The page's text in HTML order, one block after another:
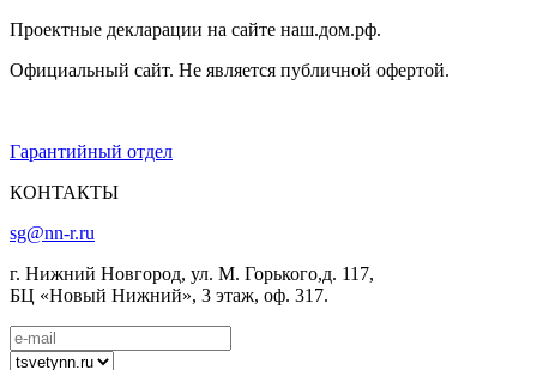
Проектные декларации на сайте наш.дом.рф.
Официальный сайт. Не является публичной офертой.
Гарантийный отдел
КОНТАКТЫ
sg@nn-r.ru
г. Нижний Новгород, ул. М. Горького,д. 117,
БЦ «Новый Нижний», 3 этаж, оф. 317.